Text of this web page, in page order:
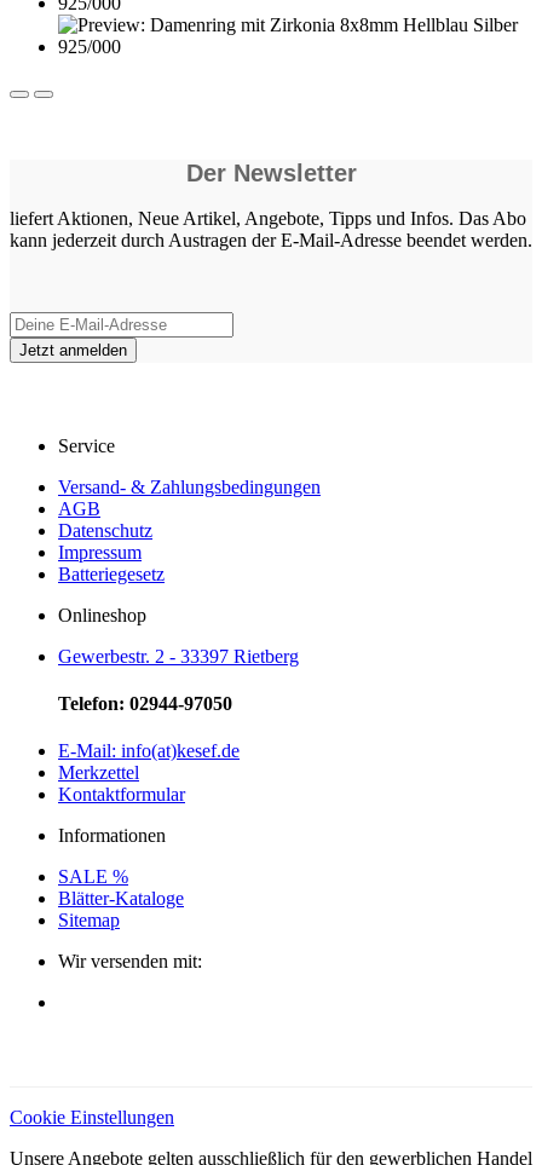
Der Newsletter
liefert Aktionen, Neue Artikel, Angebote, Tipps und Infos. Das Abo
kann jederzeit durch Austragen der E-Mail-Adresse beendet werden.
Service
Versand- & Zahlungsbedingungen
AGB
Datenschutz
Impressum
Batteriegesetz
Onlineshop
Gewerbestr. 2 - 33397 Rietberg
Telefon: 02944-97050
E-Mail: info(at)kesef.de
Merkzettel
Kontaktformular
Informationen
SALE %
Blätter-Kataloge
Sitemap
Wir versenden mit:
Cookie Einstellungen
Unsere Angebote gelten ausschließlich für den gewerblichen Handel